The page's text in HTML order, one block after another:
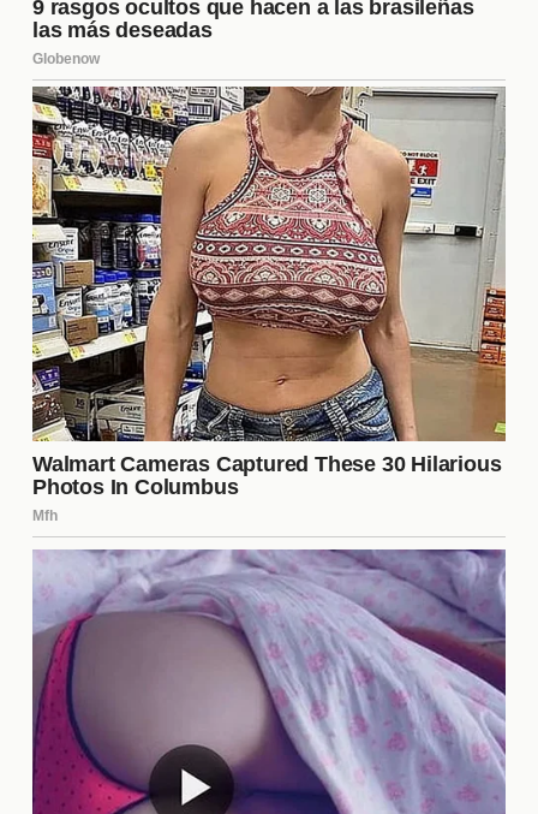
aficionados estarán atentos a las actualizaciones
sobre su estado físico.